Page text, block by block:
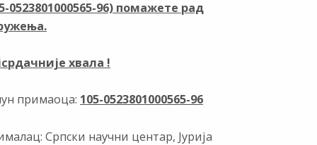
k p
0523801000565-96) помажете рад
хвала !
примаоца: 105-0523801000565-96
Српски научни центар, Јурија